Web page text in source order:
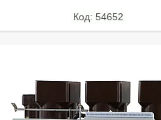
54652